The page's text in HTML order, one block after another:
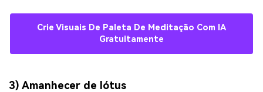
Crie Visuais De Paleta De Meditação Com IA
Gratuitamente
3) Amanhecer de lótus